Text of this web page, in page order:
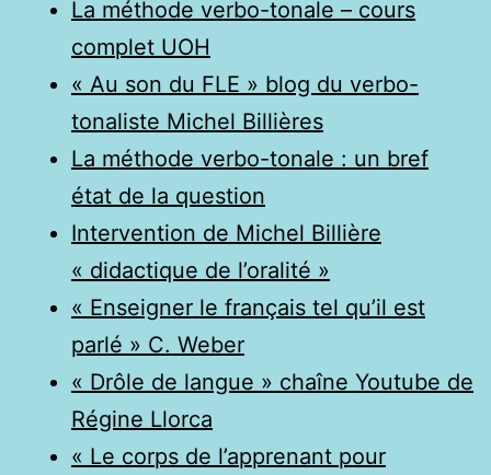
La méthode verbo-tonale – cours
complet UOH
« Au son du FLE » blog du verbo-
tonaliste Michel Billières
La méthode verbo-tonale : un bref
état de la question
Intervention de Michel Billière
« didactique de l’oralité »
« Enseigner le français tel qu’il est
parlé » C. Weber
« Drôle de langue » chaîne Youtube de
Régine Llorca
« Le corps de l’apprenant pour